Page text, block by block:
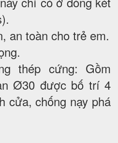
an toàn cho trẻ em.
thép cứng: Gồm
Ø30 được bố trí 4
cửa, chống nạy phá